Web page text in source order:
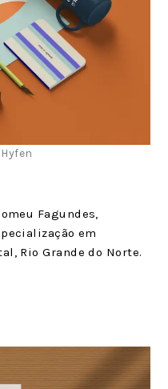
Hyfen
Fagundes,
em
Rio Grande do Norte.